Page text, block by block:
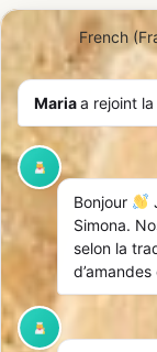
Mariaa rejoint
Bonjour
Simona.
selon la